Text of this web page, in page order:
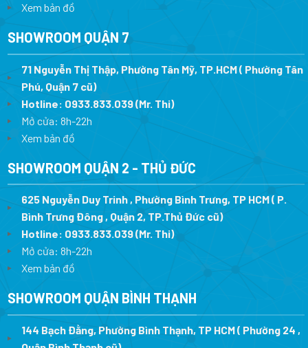
Xem bản đồ
SHOWROOM QUẬN 7
71 Nguyễn Thị Thập, Phường Tân Mỹ, TP.HCM ( Phường Tân
Phú, Quận 7 cũ)
Hotline: 0933.833.039(Mr. Thi)
Mở cửa: 8h-22h
Xem bản đồ
SHOWROOM QUẬN 2 - THỦ ĐỨC
625 Nguyễn Duy Trinh , Phường Bình Trưng, TP HCM ( P.
Bình Trưng Đông , Quận 2, TP.Thủ Đức cũ)
Hotline: 0933.833.039(Mr. Thi)
Mở cửa: 8h-22h
Xem bản đồ
SHOWROOM QUẬN BÌNH THẠNH
144 Bạch Đằng, Phường Bình Thạnh, TP HCM ( Phường 24 ,